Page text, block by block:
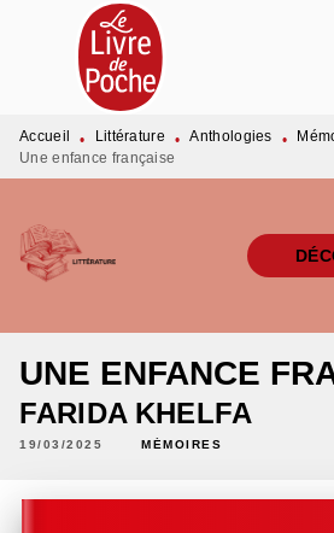
MENU RECHERCHE
PIED DE PAGE
Accueil • Littérature • Anthologies •
Une enfance française
UNE ENFANCE
FARIDA KHELFA
19/03/2025 MÉMOIRES